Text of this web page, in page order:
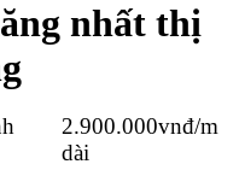
nhất thị
2.900.000vnđ/m
dài